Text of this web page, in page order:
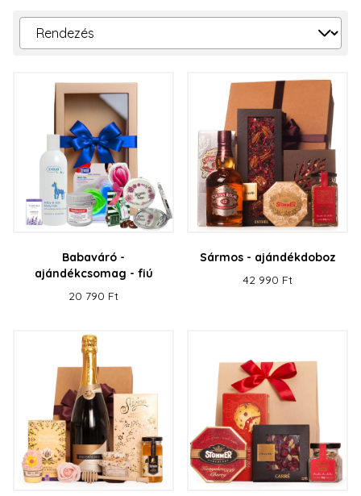
Babaváró -
ajándékcsomag - fiú
20 790 Ft
Sármos - ajándékdoboz
42 990 Ft